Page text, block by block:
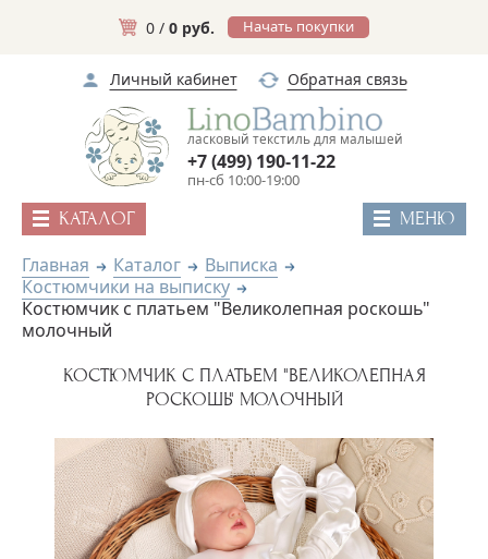
0 / 0 руб. Начать покупки
Личный кабинет Обратная связь
ласковый текстиль для малышей
пн-сб 10:00-19:00
+7 (499) 190-11-22
КАТАЛОГ МЕНЮ
Главная Каталог
Выписка
Костюмчики на выписку
Костюмчик с платьем "Великолепная роскошь"
молочный
КОСТЮМЧИК С ПЛАТЬЕМ "ВЕЛИКОЛЕПНАЯ
РОСКОШЬ" МОЛОЧНЫЙ